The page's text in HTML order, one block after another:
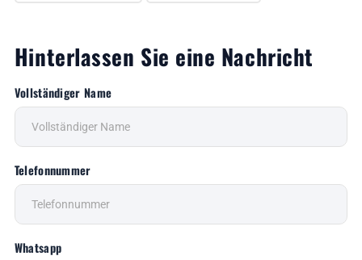
Hinterlassen Sie eine Nachricht
Vollständiger Name
Telefonnummer
Whatsapp